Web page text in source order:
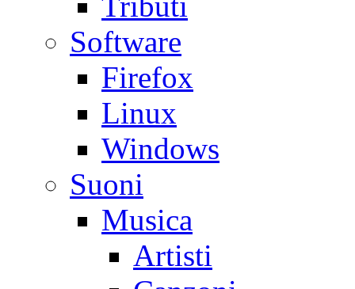
Software
Firefox
Linux
Windows
Suoni
Musica
Artisti